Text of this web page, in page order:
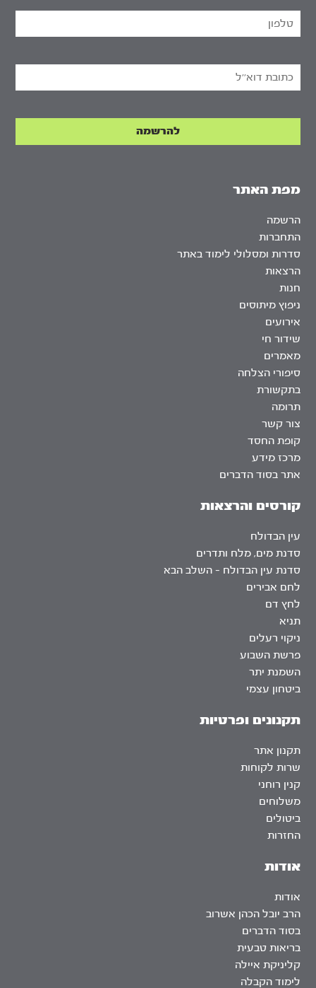
אודות
אודות
הרב יובל הכהן אשרוב
בסוד הדברים
בריאות טבעית
קליניקת איילה
לימוד הקבלה
מפת האתר
הרשמה
התחברות
סדרות ומסלולי לימוד באתר
הרצאות
חנות
ניפוץ מיתוסים
אירועים
שידור חי
מאמרים
סיפורי הצלחה
בתקשורת
תרומה
צור קשר
קופת החסד
מרכז מידע
אתר בסוד הדברים
קורסים והרצאות
עין הבדולח
סדנת מים, מלח ותדרים
סדנת עין הבדולח – השלב הבא
לחם אבירים
לחץ דם
תניא
ניקוי רעלים
פרשת השבוע
השמנת יתר
ביטחון עצמי
תקנונים ופרטיות
תקנון אתר
שרות לקוחות
קנין רוחני
משלוחים
ביטולים
החזרות